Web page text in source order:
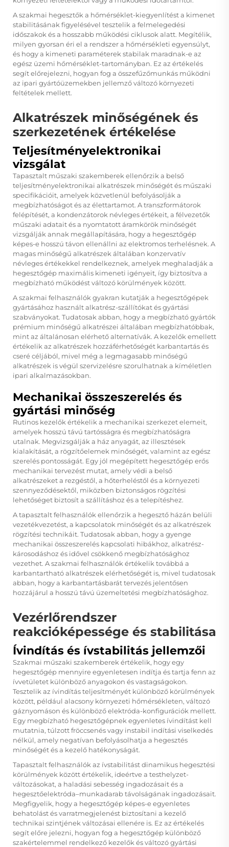
A szakmai hegesztők a hőmérséklet-kiegyenlítést a kimenet
stabilitásának figyelésével tesztelik a felmelegedési
időszakok és a hosszabb működési ciklusok alatt. Megítélik,
milyen gyorsan éri el a rendszer a hőmérsékleti egyensúlyt,
és hogy a kimeneti paraméterek stabilak maradnak-e az
egész üzemi hőmérséklet-tartományban. Ez az értékelés
segít előrejelezni, hogyan fog a összefűzőmunkás működni
az ipari gyártóüzemekben jellemző változó környezeti
feltételek mellett.
Alkatrészek minőségének és
szerkezetének értékelése
Teljesítményelektronikai
vizsgálat
Tapasztalt műszaki szakemberek ellenőrzik a belső
teljesítményelektronikai alkatrészek minőségét és műszaki
specifikációit, amelyek közvetlenül befolyásolják a
megbízhatóságot és az élettartamot. A transzformátorok
felépítését, a kondenzátorok névleges értékeit, a félvezetők
műszaki adatait és a nyomtatott áramkörök minőségét
vizsgálják annak megállapítására, hogy a hegesztőgép
képes-e hosszú távon ellenállni az elektromos terhelésnek. A
magas minőségű alkatrészek általában konzervatív
névleges értékekkel rendelkeznek, amelyek meghaladják a
hegesztőgép maximális kimeneti igényeit, így biztosítva a
megbízható működést változó körülmények között.
A szakmai felhasználók gyakran kutatják a hegesztőgépek
gyártásához használt alkatrész-szállítókat és gyártási
szabványokat. Tudatosak abban, hogy a megbízható gyártók
prémium minőségű alkatrészei általában megbízhatóbbak,
mint az általánosan elérhető alternatívák. A kezelők emellett
értékelik az alkatrészek hozzáférhetőségét karbantartás és
cseré céljából, mivel még a legmagasabb minőségű
alkatrészek is végül szervizelésre szorulhatnak a kíméletlen
ipari alkalmazásokban.
Mechanikai összeszerelés és
gyártási minőség
Rutinos kezelők értékelik a mechanikai szerkezet elemeit,
amelyek hosszú távú tartósságra és megbízhatóságra
utalnak. Megvizsgálják a ház anyagát, az illesztések
kialakítását, a rögzítőelemek minőségét, valamint az egész
szerelés pontosságát. Egy jól megépített hegesztőgép erős
mechanikai tervezést mutat, amely védi a belső
alkatrészeket a rezgéstől, a hőterheléstől és a környezeti
szennyeződésektől, miközben biztonságos rögzítési
lehetőséget biztosít a szállításhoz és a telepítéshez.
A tapasztalt felhasználók ellenőrzik a hegesztő házán belüli
vezetékvezetést, a kapcsolatok minőségét és az alkatrészek
rögzítési technikáit. Tudatosak abban, hogy a gyenge
mechanikai összeszerelés kapcsolati hibákhoz, alkatrész-
károsodáshoz és idővel csökkenő megbízhatósághoz
vezethet. A szakmai felhasználók értékelik továbbá a
karbantartható alkatrészek elérhetőségét is, mivel tudatosak
abban, hogy a karbantartásbarát tervezés jelentősen
hozzájárul a hosszú távú üzemeltetési megbízhatósághoz.
Vezérlőrendszer
reakcióképessége és stabilitása
Ívindítás és ívstabilitás jellemzői
Szakmai műszaki szakemberek értékelik, hogy egy
hegesztőgép mennyire egyenletesen indítja és tartja fenn az
ívvetületet különböző anyagokon és vastagságokon.
Tesztelik az ívindítás teljesítményét különböző körülmények
között, például alacsony környezeti hőmérsékleten, változó
gáznyomáson és különböző elektróda-konfigurációk mellett.
Egy megbízható hegesztőgépnek egyenletes ívindítást kell
mutatnia, túlzott fröccsenés vagy instabil indítási viselkedés
nélkül, amely negatívan befolyásolhatja a hegesztés
minőségét és a kezelő hatékonyságát.
Tapasztalt felhasználók az ívstabilitást dinamikus hegesztési
körülmények között értékelik, ideértve a testhelyzet-
változásokat, a haladási sebesség ingadozásait és a
hegesztőelektróda–munkadarab távolságának ingadozásait.
Megfigyelik, hogy a hegesztőgép képes-e egyenletes
behatolást és varratmegjelenést biztosítani a kezelő
technikai szintjének változásai ellenére is. Ez az értékelés
segít előre jelezni, hogyan fog a hegesztőgép különböző
szakértelemmel rendelkező kezelők és változó gyártási